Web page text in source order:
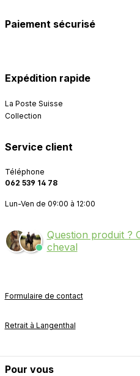
Paiement sécurisé
Expédition rapide
La Poste Suisse
Collection
Service client
Téléphone
062 539 14 78
Lun-Ven de 09:00 à 12:00
Question produit ?
cheval
Formulaire de contact
Retrait à Langenthal
Pour vous